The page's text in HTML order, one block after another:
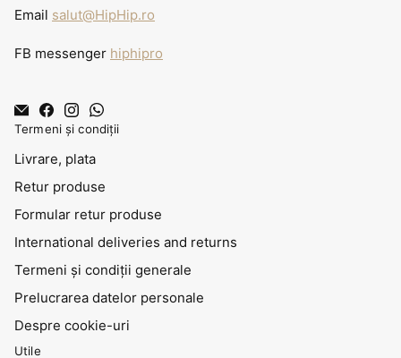
Email salut@HipHip.ro
FB messenger hiphipro
Termeni și condiții
Livrare, plata
Retur produse
Formular retur produse
International deliveries and returns
Termeni și condiții generale
Prelucrarea datelor personale
Despre cookie-uri
Utile